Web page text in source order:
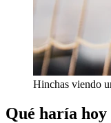
Hinchas viendo
Qué haría